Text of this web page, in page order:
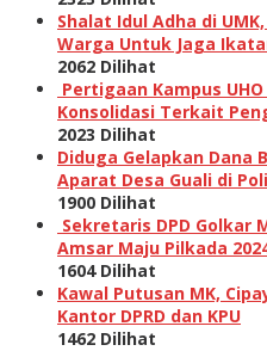
Shalat Idul Adha di
Warga Untuk Jaga
2062 Dilihat
Pertigaan Kampus
Konsolidasi Terkait
2023 Dilihat
Diduga Gelapkan Dana
Aparat Desa Guali di
1900 Dilihat
Sekretaris DPD Golkar
Amsar Maju Pilkada
1604 Dilihat
Kawal Putusan MK,
Kantor DPRD dan KPU
1462 Dilihat